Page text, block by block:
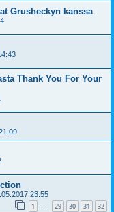
Grusheckyn kanssa
Thank You For Your
23:55
1 29 30 31 32